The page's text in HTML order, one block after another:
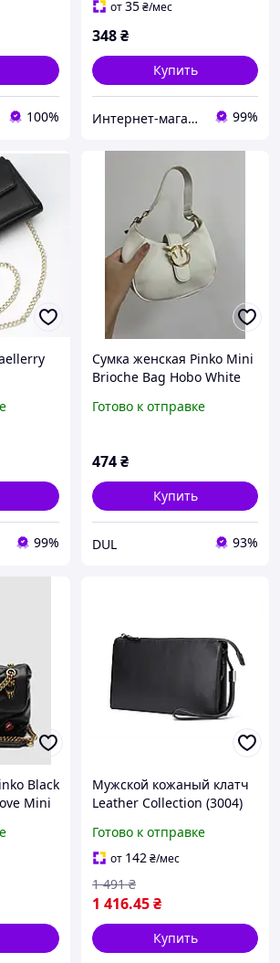
100%
от35₴/мес
348₴
Купить
Интернет-магазин "VTRENDI" 99%
99%
Сумка женская Pinko Mini
Brioche Bag Hobo White
кожа Клатч 22 х 14 х 8 см
Готово к отправке
474₴
Купить
DUL 93%
Black
Mini
х 9 см
Мужской кожаный клатч
Leather Collection (3004)
Готово к отправке
от 142₴/мес
1 416.45₴
1 491 ₴
Купить